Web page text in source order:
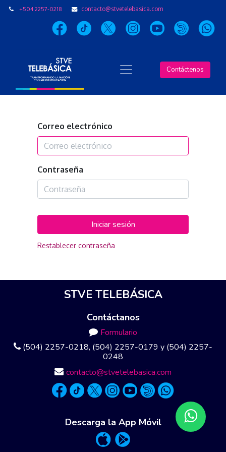
+504 2257-0218 contacto@stvetelebasica.com
Contáctenos
Correo electrónico
Contraseña
Iniciar sesión
Restablecer contraseña
STVE TELEBÁSICA
Contáctanos
Formulario
(504) 2257-0218, (504) 2257-0179 y (504) 2257-
0248
contacto@stvetelebasica.com
Descarga la App Móvil